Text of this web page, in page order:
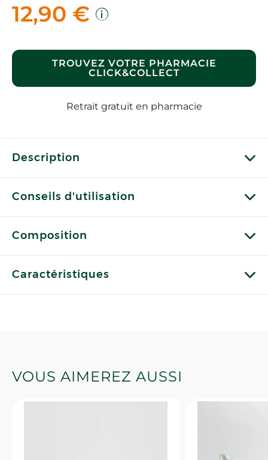
12,90 €
TROUVEZ VOTRE PHARMACIE
CLICK&COLLECT
Retrait gratuit en pharmacie
Description
Conseils d'utilisation
Composition
Caractéristiques
VOUS AIMEREZ AUSSI